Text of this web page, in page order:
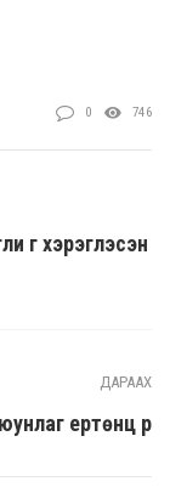
0 746
үг хэрэглэсэн
ДАРААХ
ертөнц рүү